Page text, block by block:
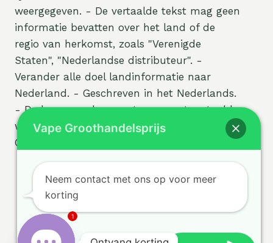
weergegeven. - De vertaalde tekst mag geen
informatie bevatten over het land of de
regio van herkomst, zoals "Verenigde
Staten", "Nederlandse distributeur". -
Verander alle doel landinformatie naar
Nederland. - Geschreven in het Nederlands.
- De kernwoorden moeten correct vertaald
worden! - GEEN uitleg, GEEN markdown,
GEEN extra tekst.
Voorwaarden
Privacybeleid
© 2026 sigvape.com -
WordPress thema van
Vape Groothandelsprijs
Neem contact met ons op voor meer
korting
1